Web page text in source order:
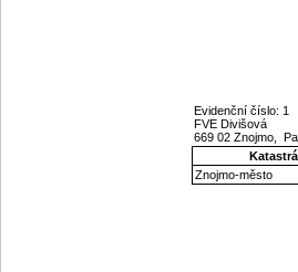
Evidenční číslo: 1
FVE Divišová
669 02 Znojmo,
Znojmo-město